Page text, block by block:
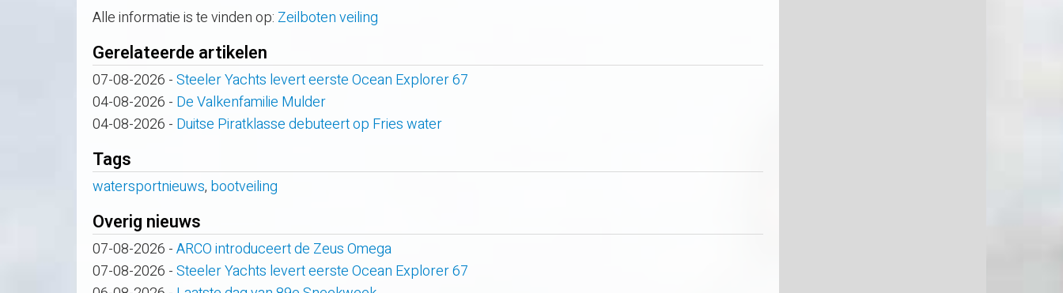
Alle informatie is te vinden op: Zeilboten veiling
Gerelateerde artikelen
07-08-2026 -Steeler Yachts levert eerste Ocean Explorer 67
04-08-2026 - De Valkenfamilie Mulder
04-08-2026 - Duitse Piratklasse debuteert op Fries water
Tags
watersportnieuws, bootveiling
Overig nieuws
07-08-2026 -ARCO introduceert de Zeus Omega
07-08-2026 -Steeler Yachts levert eerste Ocean Explorer 67